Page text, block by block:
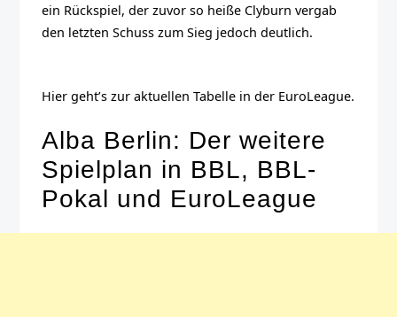
ein Rückspiel, der zuvor so heiße Clyburn vergab
den letzten Schuss zum Sieg jedoch deutlich.
Hier geht’s zur aktuellen Tabelle in der EuroLeague.
Alba Berlin: Der weitere
Spielplan in BBL, BBL-
Pokal und EuroLeague